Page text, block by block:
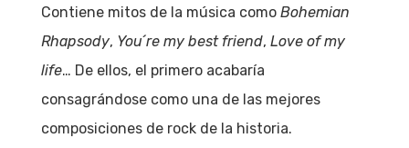
Contiene mitos de la música como Bohemian
Rhapsody, You´re my best friend, Love of my
life… De ellos, el primero acabaría
consagrándose como una de las mejores
composiciones de rock de la historia.